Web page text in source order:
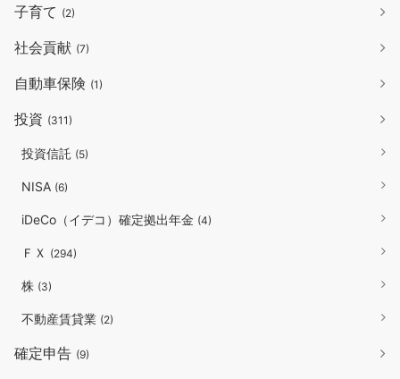
子育て (2)
社会貢献 (7)
自動車保険 (1)
投資 (311)
投資信託 (5)
NISA (6)
iDeCo（イデコ）確定拠出年金 (4)
ＦＸ (294)
株 (3)
不動産賃貸業 (2)
確定申告 (9)